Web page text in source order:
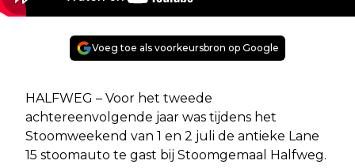
Voeg toe als voorkeursbron op Google
HALFWEG – Voor het tweede
achtereenvolgende jaar was tijdens het
Stoomweekend van 1 en 2 juli de antieke Lane
15 stoomauto te gast bij Stoomgemaal Halfweg.